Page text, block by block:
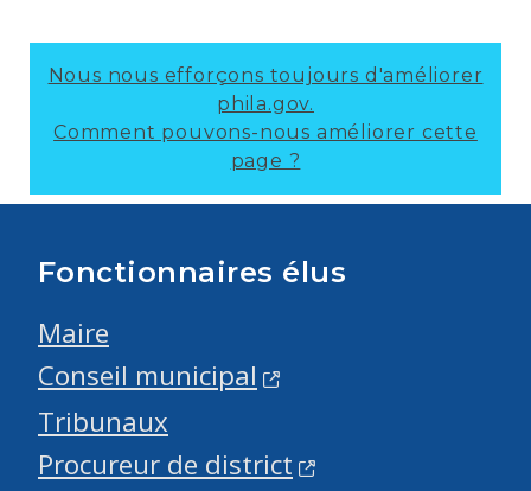
Nous nous efforçons toujours d'améliorer
phila.gov.
Comment pouvons-nous améliorer cette
page ?
Fonctionnaires élus
Maire
Conseil municipal
Tribunaux
Procureur de district